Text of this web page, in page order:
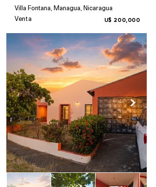
Villa Fontana, Managua, Nicaragua
Venta
U$ 200,000